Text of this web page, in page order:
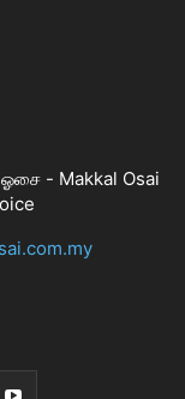
- Makkal Osai